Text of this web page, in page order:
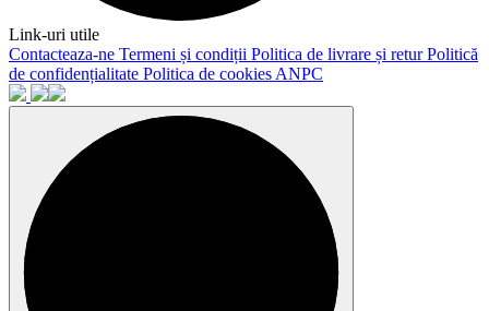
Link-uri utile
Contacteaza-ne Termeni și condiții Politica de livrare și returPolitică
de confidențialitate Politica de cookies ANPC